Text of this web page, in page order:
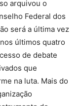
arquivou o
Federal dos
será a última vez
últimos quatro
de debate
que
na luta. Mais do